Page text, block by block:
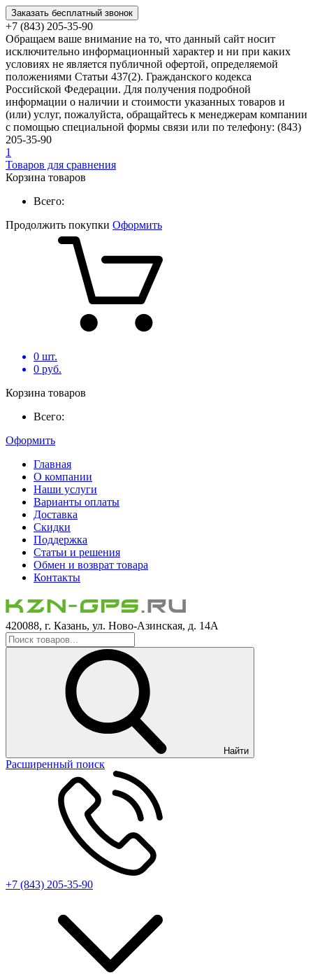
Заказать бесплатный звонок
+7 (843) 205-35-90
Обращаем ваше внимание на то, что данный сайт носит
исключительно информационный характер и ни при каких
условиях не является публичной офертой, определяемой
положениями Статьи 437(2). Гражданского кодекса
Российской Федерации. Для получения подробной
информации о наличии и стоимости указанных товаров и
(или) услуг, пожалуйста, обращайтесь к менеджерам компании
с помощью специальной формы связи или по телефону: (843)
205-35-90
1
Товаров для сравнения
Корзина товаров
Всего:
Продолжить покупки Оформить
0 шт.
0 руб.
Корзина товаров
Всего:
Оформить
Главная
О компании
Наши услуги
Варианты оплаты
Доставка
Скидки
Поддержка
Статьи и решения
Обмен и возврат товара
Контакты
420088, г. Казань, ул. Ново-Азинская, д. 14А
Найти
Расширенный поиск
+7 (843) 205-35-90